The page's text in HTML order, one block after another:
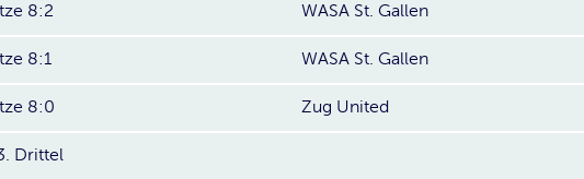
8:2 WASA St. Gallen
8:1 WASA St. Gallen
8:0 Zug United
Drittel